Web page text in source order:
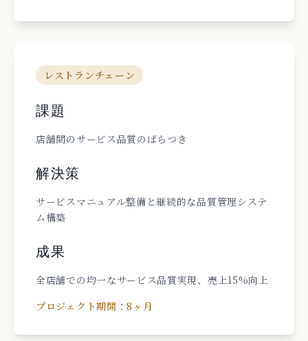
レストランチェーン
課題
店舗間のサービス品質のばらつき
解決策
サービスマニュアル整備と継続的な品質管理システ
ム構築
成果
全店舗での均一なサービス品質実現、売上15%向上
プロジェクト期間：8ヶ月